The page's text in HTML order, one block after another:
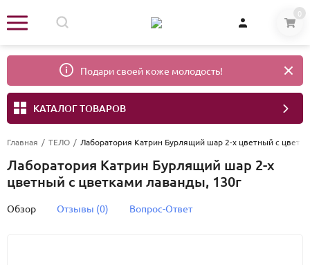
0
Подари своей коже молодость!
КАТАЛОГ ТОВАРОВ
Главная / ТЕЛО / Лаборатория Катрин Бурлящий шар 2-х цветный с
Лаборатория Катрин Бурлящий шар 2-х
цветный с цветками лаванды, 130г
Обзор Отзывы (0) Вопрос-Ответ